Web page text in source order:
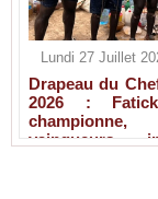
Lundi 27 Juillet
Drapeau du
2026 :
vainqueurs